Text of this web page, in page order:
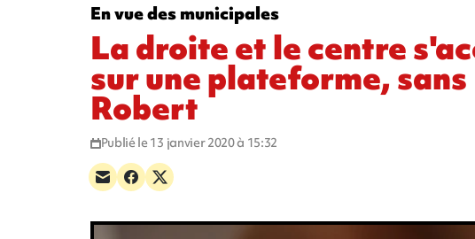
En vue des municipales
La droite et le centre
sur une plateforme,
Robert
Publié le 13 janvier 2020 à 15:32